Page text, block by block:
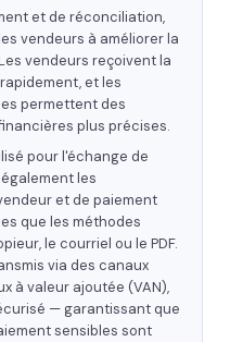
et de réconciliation,
vendeurs à améliorer la
vendeurs reçoivent la
et les
permettent des
plus précises.
pour l'échange de
les
et de paiement
que les méthodes
le courriel ou le PDF.
via des canaux
à valeur ajoutée (VAN),
— garantissant que
sensibles sont